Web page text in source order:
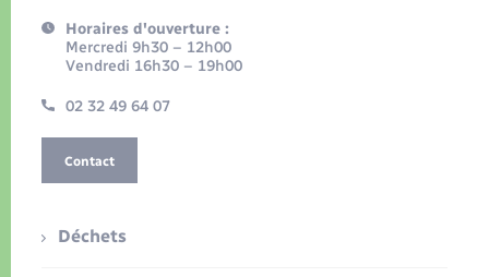
Horaires d'ouverture :
Mercredi 9h30 – 12h00
Vendredi 16h30 – 19h00
02 32 49 64 07
Contact
Déchets